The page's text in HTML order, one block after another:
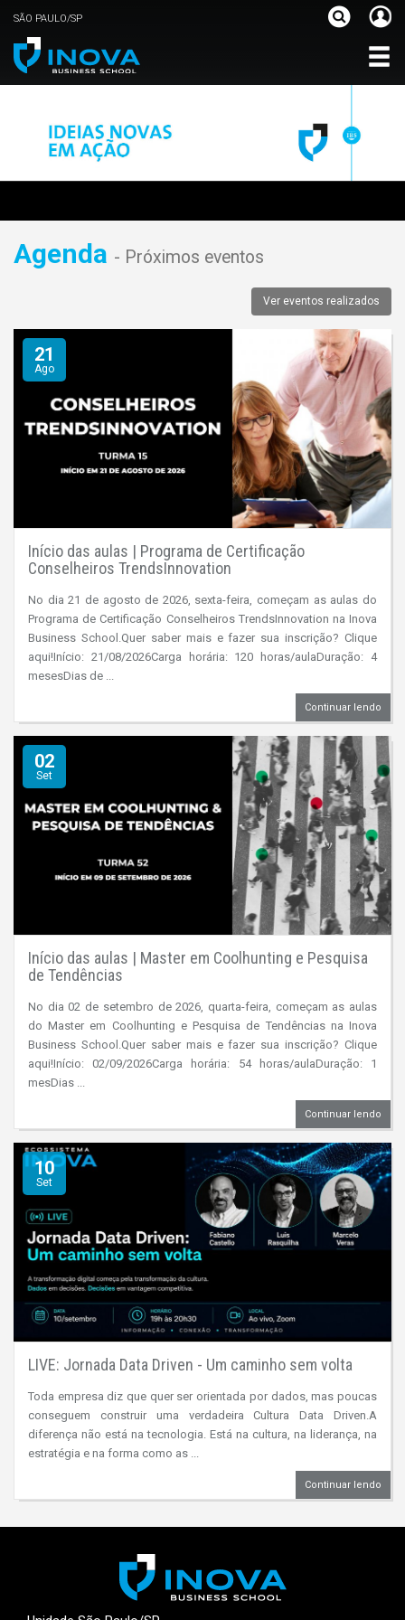
SÃO PAULO/SP
Agenda - Próximos eventos
Ver eventos realizados
21
Ago
Início das aulas | Programa de Certificação
Conselheiros TrendsInnovation
No dia 21 de agosto de 2026, sexta-feira, começam as aulas do
Programa de Certificação Conselheiros TrendsInnovation na Inova
Business School.Quer saber mais e fazer sua inscrição? Clique
aqui!Início: 21/08/2026Carga horária: 120 horas/aulaDuração: 4
mesesDias de ...
Continuar lendo
02
Set
Início das aulas | Master em Coolhunting e Pesquisa
de Tendências
No dia 02 de setembro de 2026, quarta-feira, começam as aulas
do Master em Coolhunting e Pesquisa de Tendências na Inova
Business School.Quer saber mais e fazer sua inscrição? Clique
aqui!Início: 02/09/2026Carga horária: 54 horas/aulaDuração: 1
mesDias ...
Continuar lendo
10
Set
LIVE: Jornada Data Driven - Um caminho sem volta
Toda empresa diz que quer ser orientada por dados, mas poucas
conseguem construir uma verdadeira Cultura Data Driven.A
diferença não está na tecnologia. Está na cultura, na liderança, na
estratégia e na forma como as ...
Continuar lendo